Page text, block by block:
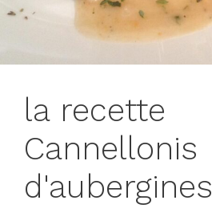
la recette
Cannellonis
d'aubergines